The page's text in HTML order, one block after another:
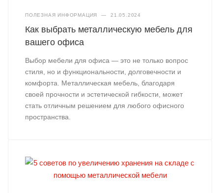
ПОЛЕЗНАЯ ИНФОРМАЦИЯ — 21.05.2024
Как выбрать металлическую мебель для
вашего офиса
Выбор мебели для офиса — это не только вопрос
стиля, но и функциональности, долговечности и
комфорта. Металлическая мебель, благодаря
своей прочности и эстетической гибкости, может
стать отличным решением для любого офисного
пространства.